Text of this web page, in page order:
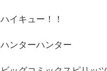
ハイキュー！！
ハンターハンター